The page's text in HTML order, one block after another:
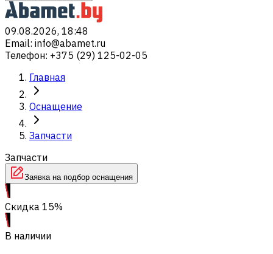
09.08.2026, 18:48
Email: info@abamet.ru
Телефон: +375 (29) 125-02-05
Главная
Оснащение
Запчасти
Запчасти
Заявка на подбор оснащения
Скидка 15%
В наличии